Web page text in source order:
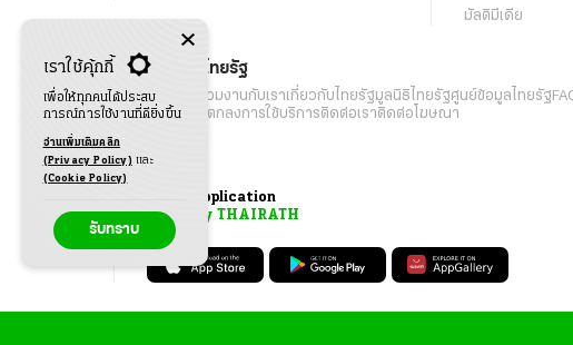
มัลติมีเดีย
เกี่ยวกับไทยรัฐ
กิจกรรม ร่วมงานกับเราเกี่ยวกับไทยรัฐมูลนิธิไทยรัฐศูนย์ข้อมูลไทยรัฐ
เงื่อนไขข้อตกลงการใช้บริการติดต่อเราติดต่อโฆษณา
Application
My THAIRATH
เราใช้คุ้กกี้
เพื่อให้ทุกคนได้ประสบ
การณ์การใช้งานที่ดียิ่งขึ้น
อ่านเพิ่มเติมคลิก
(Privacy Policy) และ
(Cookie Policy)
รับทราบ